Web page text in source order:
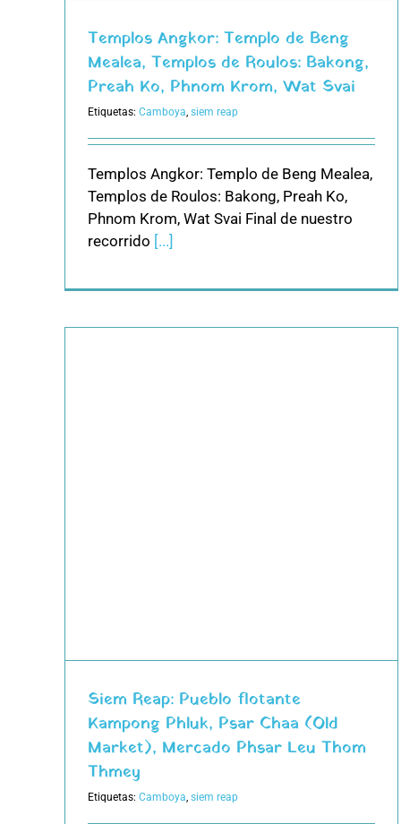
Templos Angkor: Templo de Beng
Mealea, Templos de Roulos: Bakong,
Preah Ko, Phnom Krom, Wat Svai
Etiquetas: Camboya siem reap
Templos Angkor: Templo de Beng Mealea,
Templos de Roulos: Bakong, Preah Ko,
Phnom Krom, Wat Svai Final de nuestro
recorrido [...]
Siem Reap: Pueblo flotante
Kampong Phluk, Psar Chaa (Old
Market), Mercado Phsar Leu Thom
Thmey
Etiquetas: Camboya, siem reap